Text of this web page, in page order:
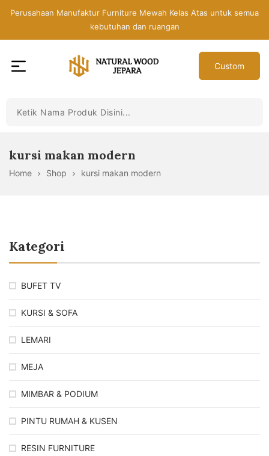
Perusahaan Manufaktur Furniture Mewah Kelas Atas untuk semua
kebutuhan dan ruangan
Jepara
Furniture
Jati
Custom
kursi makan modern
Home Shop kursi makan modern
Kategori
BUFET TV
KURSI & SOFA
LEMARI
MEJA
MIMBAR & PODIUM
PINTU RUMAH & KUSEN
RESIN FURNITURE